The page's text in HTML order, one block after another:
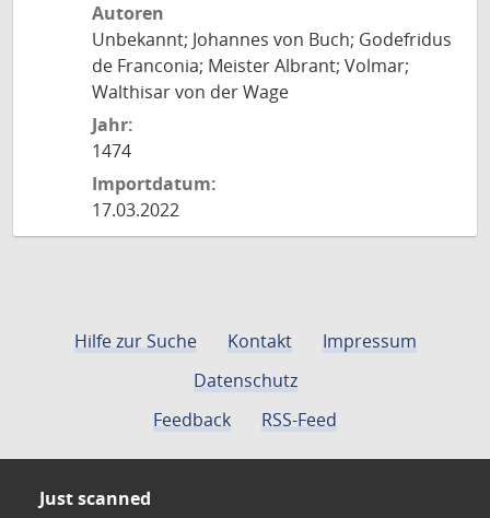
Autoren
Unbekannt; Johannes von Buch; Godefridus
de Franconia; Meister Albrant; Volmar;
Walthisar von der Wage
Jahr:
1474
Importdatum:
17.03.2022
Hilfe zur Suche Kontakt
Impressum
Datenschutz
Feedback
RSS-Feed
Just scanned